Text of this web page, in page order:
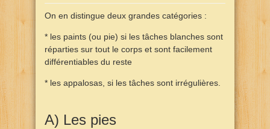
On en distingue deux grandes catégories :
* les paints (ou pie) si les tâches blanches sont
réparties sur tout le corps et sont facilement
différentiables du reste
* les appalosas, si les tâches sont irrégulières.
A) Les pies